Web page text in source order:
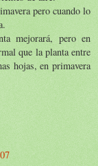
pero cuando lo
mejorará, pero en
que la planta entre
hojas, en primavera